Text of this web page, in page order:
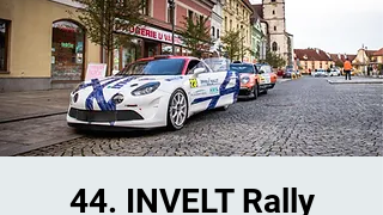
44. INVELT Rally